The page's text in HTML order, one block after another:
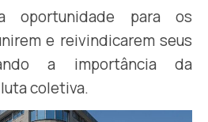
para os
e reivindicarem seus
a importância da
coletiva.